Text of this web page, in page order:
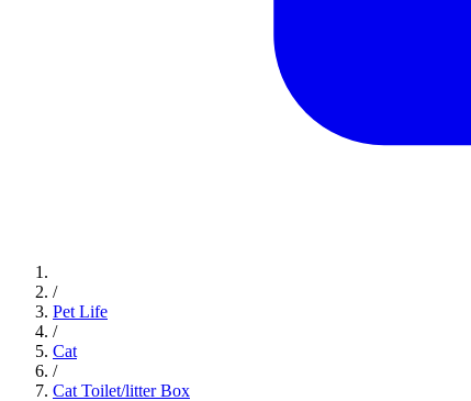
/
Pet Life
/
Cat
/
Cat Toilet/litter Box